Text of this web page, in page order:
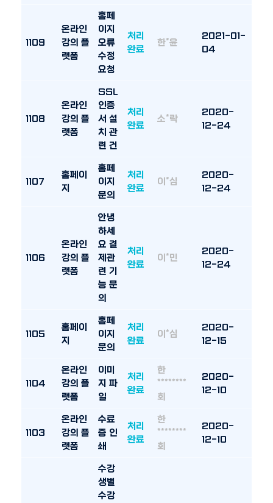
1109
온라인
강의 플
랫폼
홈페
이지
오류
수정
요청
처리
완료
한*윤
2021-01-
04
1108
온라인
강의 플
랫폼
SSL
인증
서 설
치 관
련 건
처리
완료
소*락
2020-
12-24
1107
홈페이
지
홈페
이지
문의
처리
완료
이*심
2020-
12-24
1106
온라인
강의 플
랫폼
안녕
하세
요 결
제관
련 기
능 문
의
처리
완료
이*민
2020-
12-24
1105
홈페이
지
홈페
이지
문의
처리
완료
이*심
2020-
12-15
1104
온라인
강의 플
랫폼
이미
지 파
일
처리
완료
한
********
회
2020-
12-10
1103
온라인
강의 플
랫폼
수료
증 인
쇄
처리
완료
한
********
회
2020-
12-10
수강
생별
수강